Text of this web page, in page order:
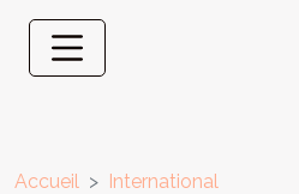
Accueil
International